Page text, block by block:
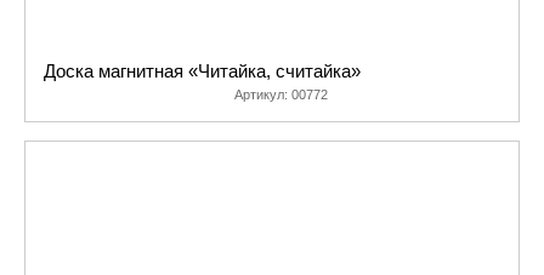
Доска магнитная «Читайка, считайка»
Артикул: 00772